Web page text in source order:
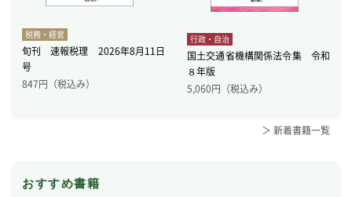
税務・経営
旬刊 速報税理 2026年8月11日
号
847円（税込み）
行政・自治
国土交通省機構関係法令集 令和
８年版
5,060円（税込み）
＞ 新着書籍一覧
おすすめ書籍